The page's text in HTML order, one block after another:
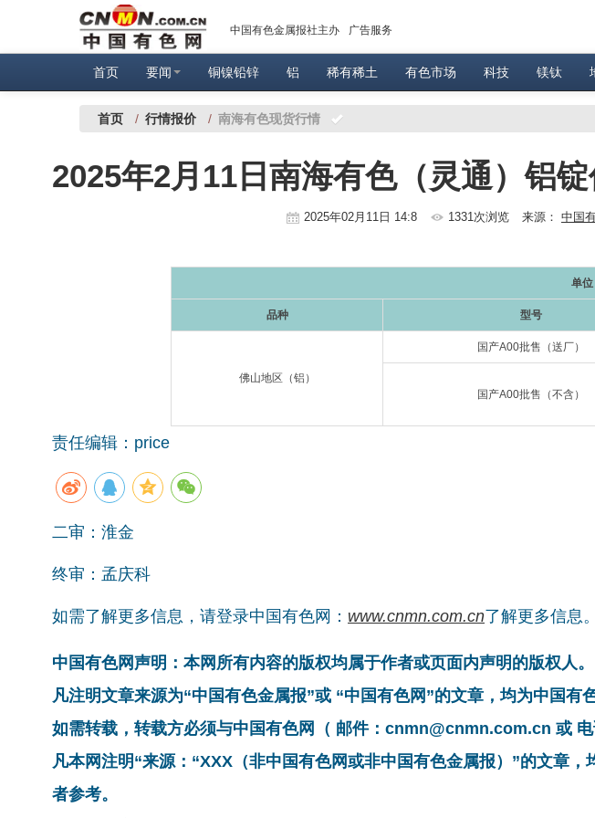
中国有色金属报社主办 广告服务
首页 要闻 铜镍铅锌 铝 稀有稀土 有色市场 科技 镁钛
首页 / 行情报价 / 南海有色现货行情
2025年2月11日南海有色（灵通）铝
2025年02月11日 14:8 1331次浏览 来源： 中国
单
品种 型号
佛山地区（铝）
国产A00批售（送厂）
国产A00批售（不含）
责任编辑：price
二审：淮金
终审：孟庆科
如需了解更多信息，请登录中国有色网： www.cnmn.com.cn了解更多信息。
中国有色网声明：本网所有内容的版权均属于作者或页面内声明的版权人。
凡注明文章来源为“中国有色金属报”或 “中国有色网”的文章，均为中国有
如需转载，转载方必须与中国有色网（ 邮件：cnmn@cnmn.com.cn 或
凡本网注明“来源：“XXX（非中国有色网或非中国有色金属报）”的文章
者参考。